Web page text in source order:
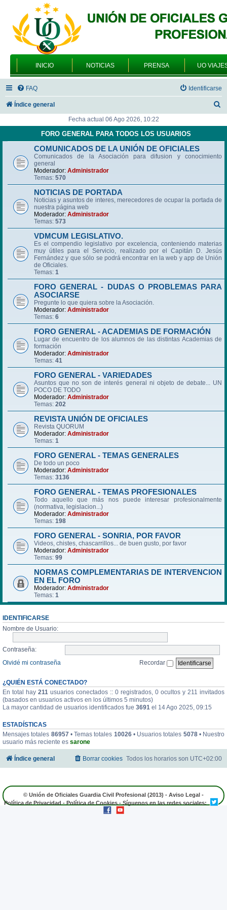
INICIO NOTICIAS PRENSA UO
FAQ Identificarse
Índice general
c
Fecha actual 06 Ago 2026, 10:22
FORO GENERAL PARA TODOS LOS USUARIOS
COMUNICADOS DE LA UNIÓN DE OFICIALES
Comunicados de la Asociación para difusion y conocimiento
general
Moderador: Administrador
Temas: 570
NOTICIAS DE PORTADA
Noticias y asuntos de interes, merecedores de ocupar la portada de
nuestra página web
Moderador: Administrador
Temas: 573
VDMCUM LEGISLATIVO.
Es el compendio legislativo por excelencia, conteniendo materias
muy útiles para el Servicio, realizado por el Capitán D. Jesús
Fernández y que sólo se podrá encontrar en la web y app de Unión
de Oficiales.
Temas: 1
FORO GENERAL - DUDAS O PROBLEMAS PARA
ASOCIARSE
Pregunte lo que quiera sobre la Asociación.
Moderador: Administrador
Temas: 6
FORO GENERAL - ACADEMIAS DE FORMACIÓN
Lugar de encuentro de los alumnos de las distintas Academias de
formación
Moderador: Administrador
Temas: 41
FORO GENERAL - VARIEDADES
Asuntos que no son de interés general ni objeto de debate... UN
POCO DE TODO
Moderador: Administrador
Temas: 202
REVISTA UNIÓN DE OFICIALES
Revista QUORUM
Moderador: Administrador
Temas: 1
FORO GENERAL - TEMAS GENERALES
De todo un poco
Moderador: Administrador
Temas: 3136
FORO GENERAL - TEMAS PROFESIONALES
Todo aquello que más nos puede interesar profesionalmente
(normativa, legislacion...)
Moderador: Administrador
Temas: 198
FORO GENERAL - SONRIA, POR FAVOR
Videos, chistes, chascarrillos... de buen gusto, por favor
Moderador: Administrador
Temas: 99
NORMAS COMPLEMENTARIAS DE INTERVENCION
EN EL FORO
Moderador: Administrador
Temas: 1
IDENTIFICARSE
Nombre de Usuario:
Contraseña:
Olvidé mi contraseña
Recordar
¿QUIÉN ESTÁ CONECTADO?
En total hay 211 usuarios conectados :: 0 registrados, 0 ocultos y 211 invitados
(basados en usuarios activos en los últimos 5 minutos)
La mayor cantidad de usuarios identificados fue 3691 el 14 Ago 2025, 09:15
ESTADÍSTICAS
Mensajes totales 86957• Temas totales 10026• Usuarios totales 5078• Nuestro
usuario más reciente es sarone
Índice general Todos los horarios son UTC+02:00
Borrar cookies
© Unión de Oficiales Guardia Civil Profesional (2013) - Aviso Legal -
Política de Privacidad - Política de Cookies - Síguenos en las redes sociales: